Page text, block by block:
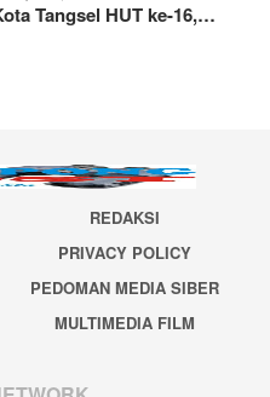
Tangsel HUT ke-16,…
REDAKSI
PRIVACY POLICY
PEDOMAN MEDIA SIBER
MULTIMEDIA FILM